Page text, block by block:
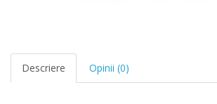
Descriere Opinii (0)